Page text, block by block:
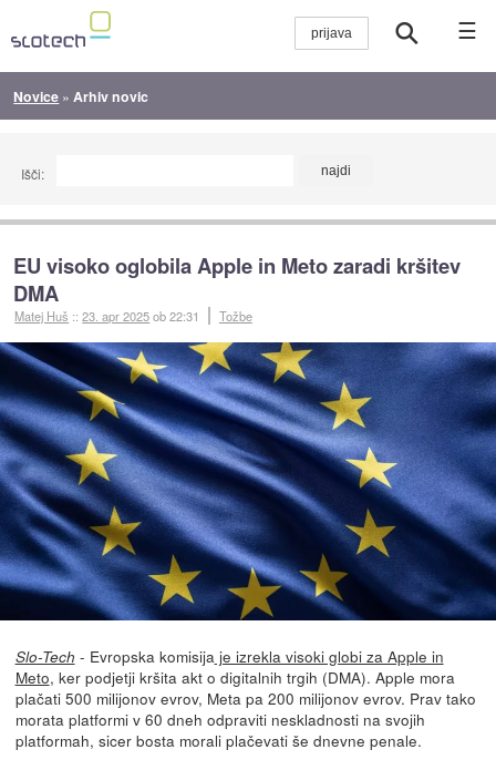
☰
Novice » Arhiv novic
Išči:
EU visoko oglobila Apple in Meto zaradi kršitev
DMA
Matej Huš ::23. apr 2025ob 22:31 Tožbe
Slo-Tech - Evropska komisijaje izrekla visoki globi za Apple in
Meto, ker podjetji kršita akt o digitalnih trgih (DMA). Apple mora
plačati 500 milijonov evrov, Meta pa 200 milijonov evrov. Prav tako
morata platformi v 60 dneh odpraviti neskladnosti na svojih
platformah, sicer bosta morali plačevati še dnevne penale.